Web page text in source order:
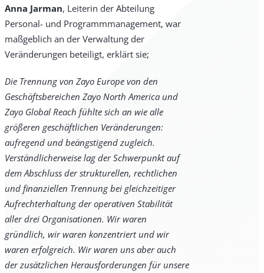
Anna Jarman, Leiterin der Abteilung
Personal- und Programmmanagement, war
maßgeblich an der Verwaltung der
Veränderungen beteiligt, erklärt sie;
Die Trennung von Zayo Europe von den
Geschäftsbereichen Zayo North America und
Zayo Global Reach fühlte sich an wie alle
größeren geschäftlichen Veränderungen:
aufregend und beängstigend zugleich.
Verständlicherweise lag der Schwerpunkt auf
dem Abschluss der strukturellen, rechtlichen
und finanziellen Trennung bei gleichzeitiger
Aufrechterhaltung der operativen Stabilität
aller drei Organisationen. Wir waren
gründlich, wir waren konzentriert und wir
waren erfolgreich. Wir waren uns aber auch
der zusätzlichen Herausforderungen für unsere